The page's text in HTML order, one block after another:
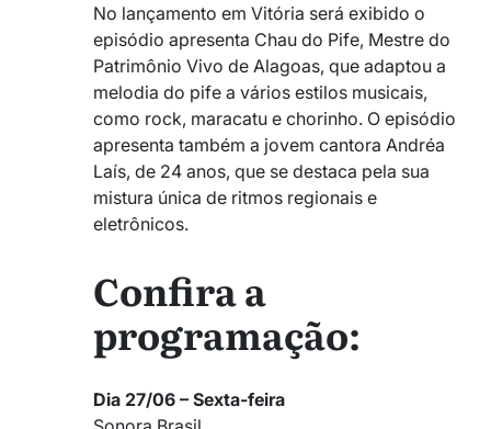
No lançamento em Vitória será exibido o
episódio apresenta Chau do Pife, Mestre do
Patrimônio Vivo de Alagoas, que adaptou a
melodia do pife a vários estilos musicais,
como rock, maracatu e chorinho. O episódio
apresenta também a jovem cantora Andréa
Laís, de 24 anos, que se destaca pela sua
mistura única de ritmos regionais e
eletrônicos.
Confira a
programação:
Dia 27/06 – Sexta-feira